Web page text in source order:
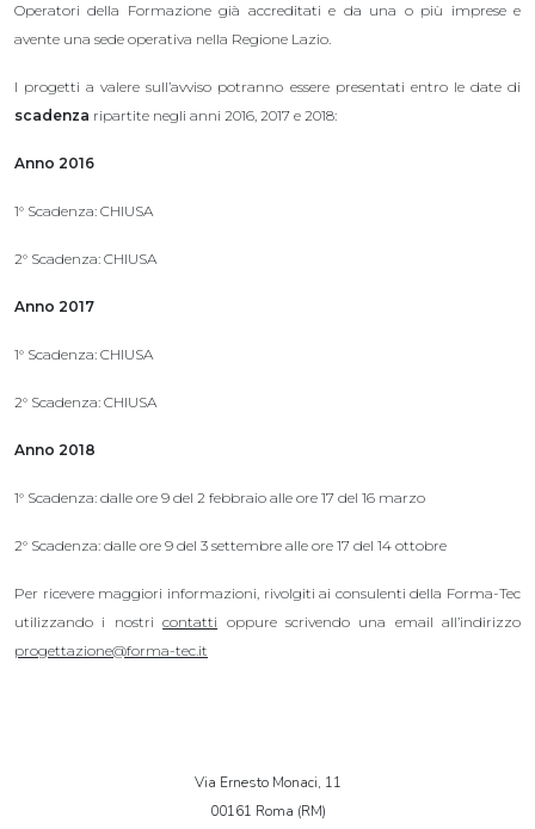
Operatori della Formazione già accreditati e da una o più imprese e
avente una sede operativa nella Regione Lazio.
I progetti a valere sull’avviso potranno essere presentati entro le date di
scadenza ripartite negli anni 2016, 2017 e 2018:
Anno 2016
1° Scadenza: CHIUSA
2° Scadenza: CHIUSA
Anno 2017
1° Scadenza: CHIUSA
2° Scadenza: CHIUSA
Anno 2018
1° Scadenza: dalle ore 9 del 2 febbraio alle ore 17 del 16 marzo
2° Scadenza: dalle ore 9 del 3 settembre alle ore 17 del 14 ottobre
Per ricevere maggiori informazioni, rivolgiti ai consulenti della Forma-Tec
utilizzando i nostricontatti oppure scrivendo una email all’indirizzo
progettazione@forma-tec.it
Via Ernesto Monaci, 11
00161 Roma (RM)